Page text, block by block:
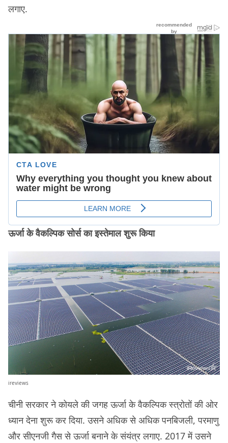
लगाए.
ऊर्जा के वैकल्पिक सोर्स का इस्तेमाल शुरू किया
ireviews
चीनी सरकार ने कोयले की जगह ऊर्जा के वैकल्पिक स्त्रोतों की ओर
ध्यान देना शुरू कर दिया. उसने अधिक से अधिक पनबिजली, परमाणु
और सीएनजी गैस से ऊर्जा बनाने के संयंत्र लगाए. 2017 में उसने